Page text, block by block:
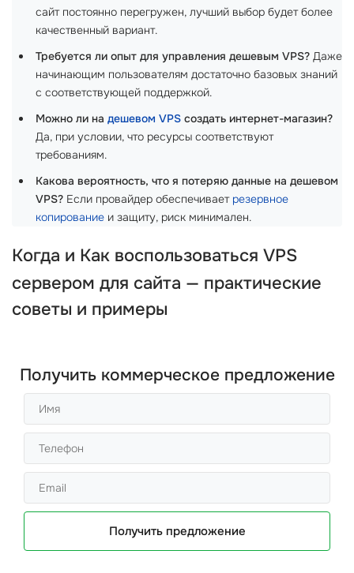
сайт постоянно перегружен, лучший выбор будет более
качественный вариант.
Требуется ли опыт для управления дешевым VPS? Даже
начинающим пользователям достаточно базовых знаний
с соответствующей поддержкой.
Можно ли на дешевом VPS создать интернет-магазин?
Да, при условии, что ресурсы соответствуют
требованиям.
Какова вероятность, что я потеряю данные на дешевом
VPS? Если провайдер обеспечивает резервное
копирование и защиту, риск минимален.
Когда и Как воспользоваться VPS
сервером для сайта — практические
советы и примеры
Получить коммерческое предложение
Получить предложение